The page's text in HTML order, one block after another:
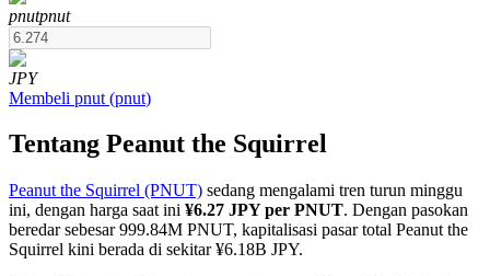
COIN-M Berjangka
Mata Uang Kripto Berjangka
pnutpnut
JPY
Membeli pnut (pnut)
Tentang Peanut the Squirrel
Peanut the Squirrel (PNUT) sedang mengalami tren turun minggu
ini, dengan harga saat ini ¥6.27 JPY per PNUT. Dengan pasokan
beredar sebesar 999.84M PNUT, kapitalisasi pasar total Peanut the
Squirrel kini berada di sekitar ¥6.18B JPY.